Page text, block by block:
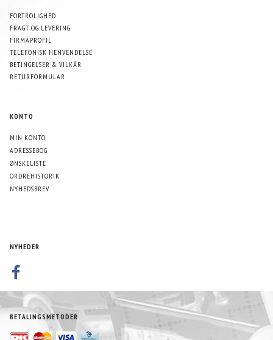
FORTROLIGHED
FRAGT OG LEVERING
FIRMAPROFIL
TELEFONISK HENVENDELSE
BETINGELSER & VILKÅR
RETURFORMULAR
KONTO
MIN KONTO
ADRESSEBOG
ØNSKELISTE
ORDREHISTORIK
NYHEDSBREV
NYHEDER
BETALINGSMETODER